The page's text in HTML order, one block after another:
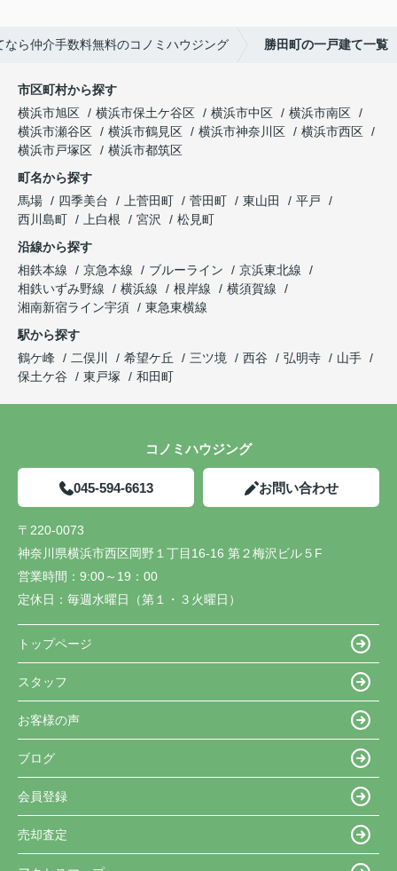
ら仲介手数料無料のコノミハウジング 勝田町の一戸建て一覧
市区町村から探す
横浜市旭区
横浜市保土ケ谷区 横浜市中区
横浜市南区
横浜市瀬谷区
横浜市鶴見区 横浜市神奈川区
横浜市西区
横浜市戸塚区
横浜市都筑区
町名から探す
馬場
四季美台 上菅田町 菅田町 東山田
平戸
西川島町
上白根 宮沢
松見町
沿線から探す
相鉄本線
京急本線 ブルーライン
京浜東北線
相鉄いずみ野線
横浜線 根岸線
横須賀線
湘南新宿ライン宇須
東急東横線
駅から探す
鶴ケ峰
二俣川 希望ケ丘 三ツ境 西谷 弘明寺
山手
保土ケ谷
東戸塚 和田町
コノミハウジング
045-594-6613 お問い合わせ
〒220-0073
神奈川県横浜市西区岡野１丁目16-16 第２梅沢ビル５F
営業時間： 9:00～19：00
定休日： 毎週水曜日（第１・３火曜日）
トップページ
スタッフ
お客様の声
ブログ
会員登録
売却査定